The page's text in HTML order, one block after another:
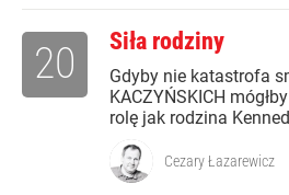
Siła rodziny
Gdyby nie katastrofa
KACZYŃSKICH
rolę jak rodzina
20
Cezary Łazarewicz